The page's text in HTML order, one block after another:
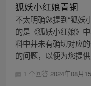
狐妖小红娘青铜
不太明确您提到“狐妖
的是《狐妖小红娘》
料中并未有确切对应
的问题，以便为您提
1 个回答 2024年08月